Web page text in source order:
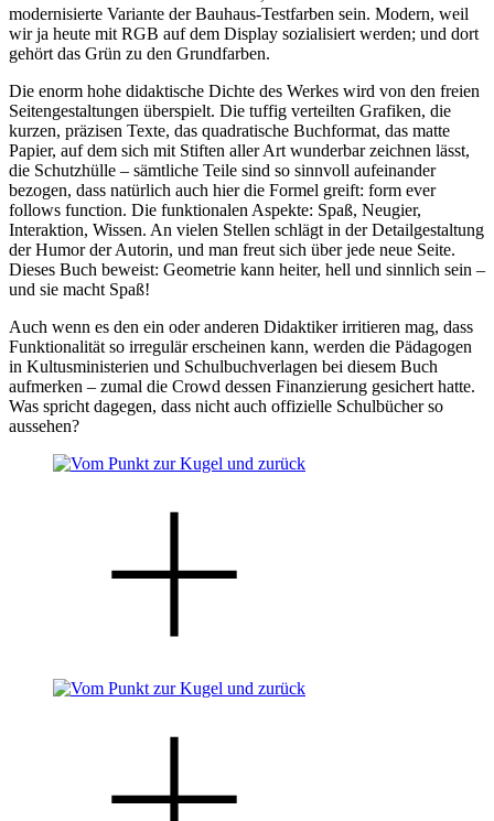
modernisierte Variante der Bauhaus-Testfarben sein. Modern, weil
wir ja heute mit RGB auf dem Display sozialisiert werden; und dort
gehört das Grün zu den Grundfarben.
Die enorm hohe didaktische Dichte des Werkes wird von den freien
Seitengestaltungen überspielt. Die tuffig verteilten Grafiken, die
kurzen, präzisen Texte, das quadratische Buchformat, das matte
Papier, auf dem sich mit Stiften aller Art wunderbar zeichnen lässt,
die Schutzhülle – sämtliche Teile sind so sinnvoll aufeinander
bezogen, dass natürlich auch hier die Formel greift: form ever
follows function. Die funktionalen Aspekte: Spaß, Neugier,
Interaktion, Wissen. An vielen Stellen schlägt in der Detailgestaltung
der Humor der Autorin, und man freut sich über jede neue Seite.
Dieses Buch beweist: Geometrie kann heiter, hell und sinnlich sein –
und sie macht Spaß!
Auch wenn es den ein oder anderen Didaktiker irritieren mag, dass
Funktionalität so irregulär erscheinen kann, werden die Pädagogen
in Kultusministerien und Schulbuchverlagen bei diesem Buch
aufmerken – zumal die Crowd dessen Finanzierung gesichert hatte.
Was spricht dagegen, dass nicht auch offizielle Schulbücher so
aussehen?